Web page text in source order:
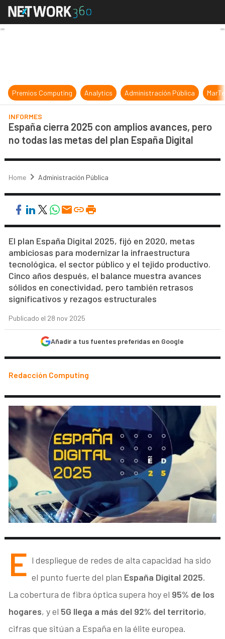
España cierra 2025 con amplios
Premios Computing Analytics Administración Pública
INFORMES
España cierra 2025 con amplios avances, pero
no todas las metas del plan España Digital
Home Administración Pública
El plan España Digital 2025, fijó en 2020, metas
ambiciosas para modernizar la infraestructura
tecnológica, el sector público y el tejido productivo.
Cinco años después, el balance muestra avances
sólidos en conectividad, pero también retrasos
significativos y rezagos estructurales
Publicado el 28 nov 2025
Añadir a tus fuentes preferidas en Google
Redacción Computing
E l despliegue de redes de alta capacidad ha sido
el punto fuerte del plan España Digital 2025.
La cobertura de fibra óptica supera hoy el 95% de los
hogares, y el 5G llega a más del 92% del territorio,
cifras que sitúan a España en la élite europea.